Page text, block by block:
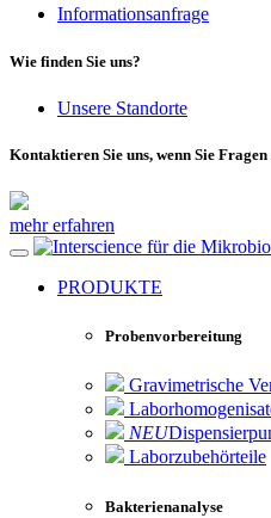
Informationsanfrage
Wie finden Sie uns?
Unsere Standorte
Kontaktieren Sie uns, wenn Sie
mehr erfahren
für die
PRODUKTE
Probenvorbereitung
Gravimetrische
NEU
Laborzubehörteile
Bakterienanalyse